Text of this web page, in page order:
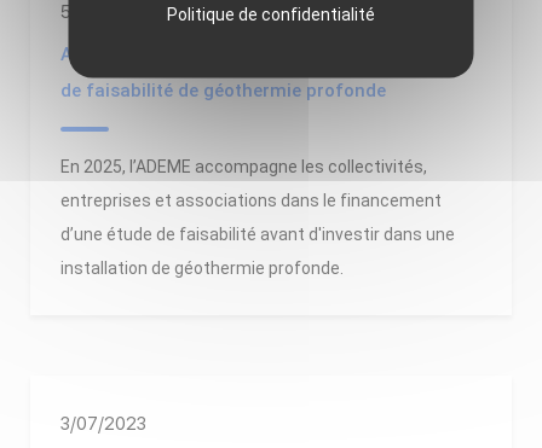
5/02/2025
Aide financière 2025 de l'ADEME pour une étude
de faisabilité de géothermie profonde
En 2025, l’ADEME accompagne les collectivités,
entreprises et associations dans le financement
d’une étude de faisabilité avant d'investir dans une
installation de géothermie profonde.
3/07/2023
Politique de confidentialité